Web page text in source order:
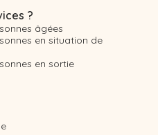
?
âgées
en situation de
en sortie